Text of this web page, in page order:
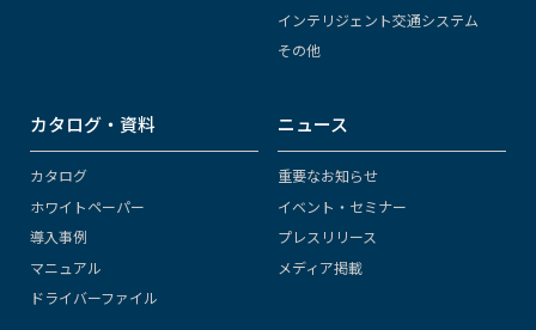
インテリジェント交通システム
その他
カタログ・資料
カタログ
ホワイトペーパー
導入事例
マニュアル
ドライバーファイル
ニュース
重要なお知らせ
イベント・セミナー
プレスリリース
メディア掲載